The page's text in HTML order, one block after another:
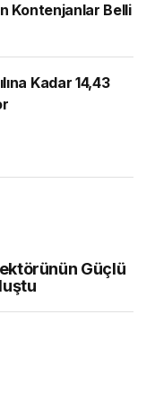
Kadar 14,43
Güçlü